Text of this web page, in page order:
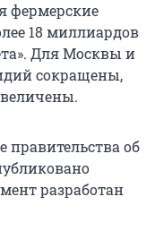
фермерские
18 миллиардов
Для Москвы и
сокращены,
правительства об
разработан